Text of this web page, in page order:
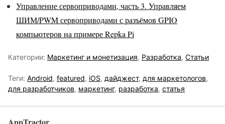
Управление сервоприводами, часть 3. Управляем
ШИМ/PWM сервоприводами с разъёмов GPIO
компьютеров на примере Repka Pi
Категории: Маркетинг и монетизация, Разработка, Статьи
Теги: Android, featured, iOS, дайджест, для маркетологов,
для разработчиков, маркетинг, разработка, статья